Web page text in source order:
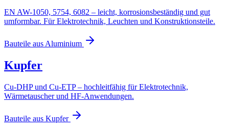
EN AW-1050, 5754, 6082 – leicht, korrosionsbeständig und gut
umformbar. Für Elektrotechnik, Leuchten und Konstruktionsteile.
Bauteile ausAluminium
Kupfer
Cu-DHP und Cu-ETP – hochleitfähig für Elektrotechnik,
Wärmetauscher und HF-Anwendungen.
Bauteile aus Kupfer